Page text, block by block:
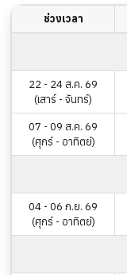
ช่วงเวลา
22 - 24 ส.ค. 69
(เสาร์ - จันทร์)
07 - 09 ส.ค. 69
(ศุกร์ - อาทิตย์)
04 - 06 ก.ย. 69
(ศุกร์ - อาทิตย์)